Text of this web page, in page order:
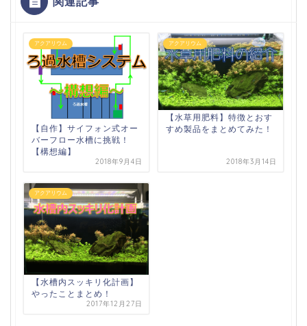
アクアリウム
【自作】サイフォン式オー
バーフロー水槽に挑戦！
【構想編】
2018年9月4日
アクアリウム
【水草用肥料】特徴とおす
すめ製品をまとめてみた！
2018年3月14日
アクアリウム
【水槽内スッキリ化計画】
やったことまとめ！
2017年12月27日